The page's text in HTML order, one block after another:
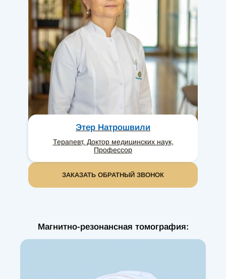
Этер Натрошвили
Терапевт, Доктор медицинских наук,
Профессор
ЗАКАЗАТЬ ОБРАТНЫЙ ЗВОНОК
Магнитно-резонансная томография: